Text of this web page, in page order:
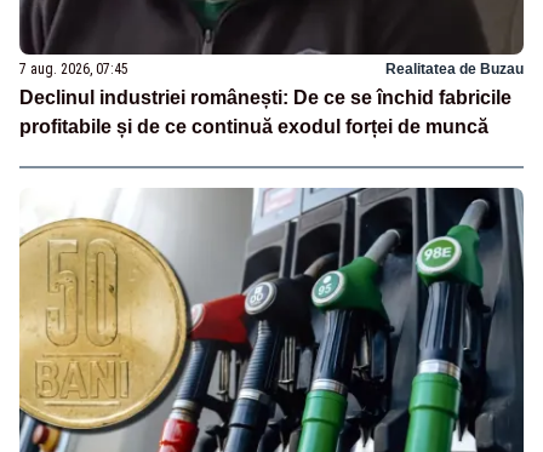
7 aug. 2026, 07:45 Realitatea de Buzau
Declinul industriei românești: De ce se închid fabricile
profitabile și de ce continuă exodul forței de muncă